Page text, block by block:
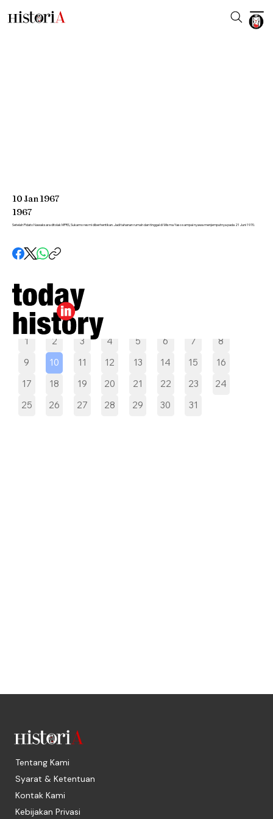
Pilih tanggal
1 2 3 4 5 6 7
8
9
10 11 12 13 14 15
16
17
18 19 20 21 22 23
24
25
26 27 28 29 30 31
10 Jan1967
1967
Setelah Pidato Nawaksara ditolak MPRS, Sukarno resmi diberhentikan. Jadi tahanan rumah dan tinggal di Wisma Yaso sampai nyawa menjemputnya pada 21 Juni 1970.
Tentang Kami
Syarat & Ketentuan
Kontak Kami
Kebijakan Privasi